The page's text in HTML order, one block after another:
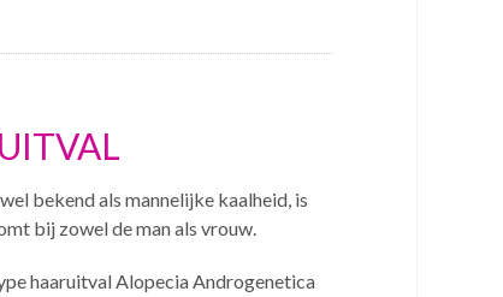
bekend als mannelijke kaalheid, is
bij zowel de man als vrouw.
haaruitval Alopecia Androgenetica